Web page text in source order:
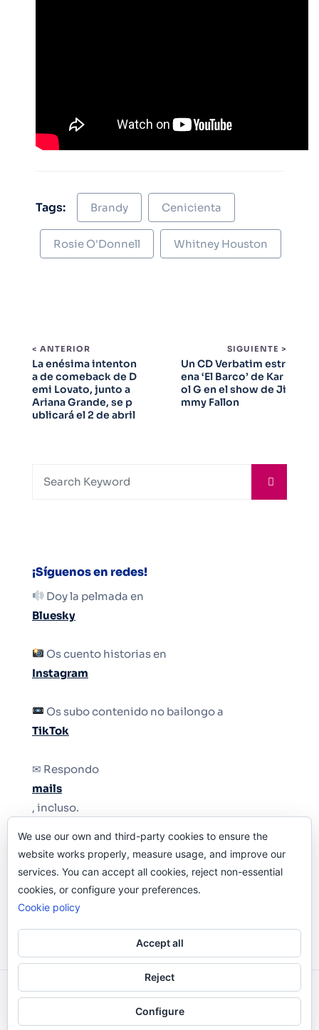
Tags: Brandy Cenicienta
Rosie O'Donnell Whitney Houston
< ANTERIOR
La enésima intenton
a de comeback de D
emi Lovato, junto a
Ariana Grande, se p
ublicará el 2 de abril
SIGUIENTE >
Un CD Verbatim estr
ena ‘El Barco’ de Kar
ol G en el show de Ji
mmy Fallon
¡Síguenos en redes!
Doy la pelmada en
Bluesky
Os cuento historias en
Instagram
Os subo contenido no bailongo a
TikTok
✉ Respondo
mails
, incluso.
Y si una persona no puede tener teléfono, que
le quiten el teléfono.
Odi O'Malley © 2016-2025. Todos Los Derechos
Reservados.
We use our own and third-party cookies to ensure the
website works properly, measure usage, and improve our
services. You can accept all cookies, reject non-essential
cookies, or configure your preferences.
Cookie policy
Accept all
Reject
Configure